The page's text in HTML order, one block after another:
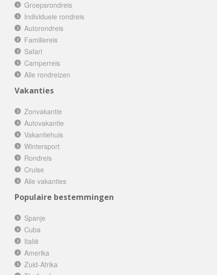
Groepsrondreis
Individuele rondreis
Autorondreis
Familiereis
Safari
Camperreis
Alle rondreizen
Vakanties
Zonvakantie
Autovakantie
Vakantiehuis
Wintersport
Rondreis
Cruise
Alle vakanties
Populaire bestemmingen
Spanje
Cuba
Italië
Amerika
Zuid-Afrika